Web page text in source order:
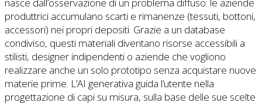
nasce dall’osservazione di un problema diffuso: le aziende
produttrici accumulano scarti e rimanenze (tessuti, bottoni,
accessori) nei propri depositi. Grazie a un database
condiviso, questi materiali diventano risorse accessibili a
stilisti, designer indipendenti o aziende che vogliono
realizzare anche un solo prototipo senza acquistare nuove
materie prime. L’AI generativa guida l’utente nella
progettazione di capi su misura, sulla base delle sue scelte